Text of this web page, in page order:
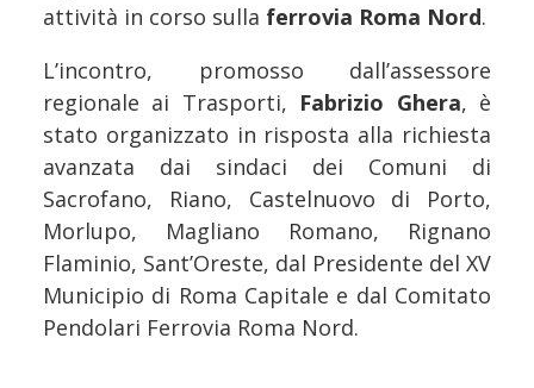
attività in corso sulla ferrovia Roma Nord.
L’incontro, promosso dall’assessore
regionale ai Trasporti, Fabrizio Ghera, è
stato organizzato in risposta alla richiesta
avanzata dai sindaci dei Comuni di
Sacrofano, Riano, Castelnuovo di Porto,
Morlupo, Magliano Romano, Rignano
Flaminio, Sant’Oreste, dal Presidente del XV
Municipio di Roma Capitale e dal Comitato
Pendolari Ferrovia Roma Nord.